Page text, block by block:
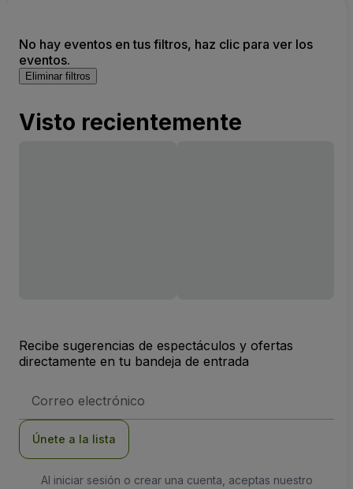
No hay eventos en tus filtros, haz clic para ver los
eventos.
Eliminar filtros
Visto recientemente
Recibe sugerencias de espectáculos y ofertas
directamente en tu bandeja de entrada
de
Únete a la lista
Al iniciar sesión o crear una cuenta, aceptas nuestro